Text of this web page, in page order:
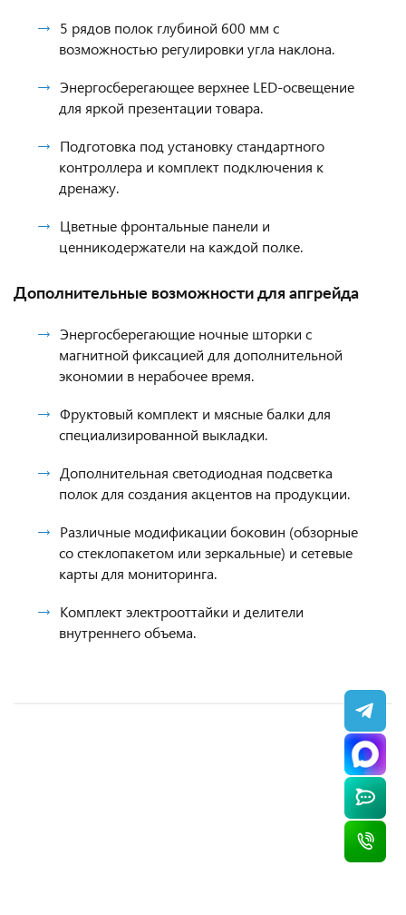
5 рядов полок глубиной 600 мм с
возможностью регулировки угла наклона.
Энергосберегающее верхнее LED-освещение
для яркой презентации товара.
Подготовка под установку стандартного
контроллера и комплект подключения к
дренажу.
Цветные фронтальные панели и
ценникодержатели на каждой полке.
Дополнительные возможности для апгрейда
Энергосберегающие ночные шторки с
магнитной фиксацией для дополнительной
экономии в нерабочее время.
Фруктовый комплект и мясные балки для
специализированной выкладки.
Дополнительная светодиодная подсветка
полок для создания акцентов на продукции.
Различные модификации боковин (обзорные
со стеклопакетом или зеркальные) и сетевые
карты для мониторинга.
Комплект электрооттайки и делители
внутреннего объема.